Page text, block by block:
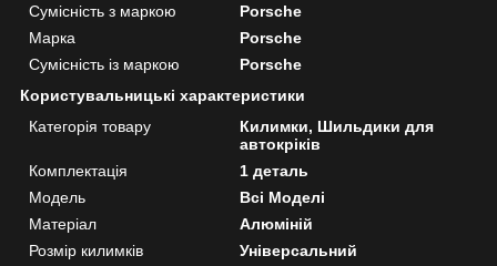
Сумісність з маркою
Porsche
Марка
Porsche
Сумісність із маркою
Porsche
Користувальницькі характеристики
Категорія товару
Килимки, Шильдики для
автокріків
Комплектація
1 деталь
Мoдель
Всі Моделі
Матеріал
Алюміній
Розмір килимків
Універсальний